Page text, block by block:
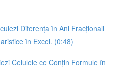
Diferența în Ani Fracționali
în Excel. (0:48)
Celulele ce Conțin Formule în